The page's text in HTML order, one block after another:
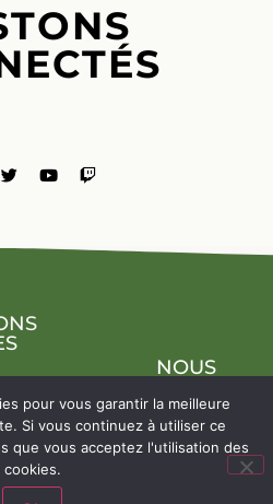
NOUS
pour vous garantir la meilleure
Si vous continuez à utiliser ce
que vous acceptez l'utilisation des
cookies.